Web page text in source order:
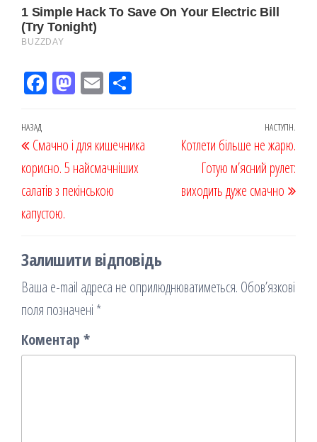
Fac
k
M
on
Em
ис
я
Навігація
записів
Попередній
запис
НАЗАД
Смачно і для кишечника
корисно. 5 найсмачніших
салатів з пекінською
капустою.
НАСТУПН.
Котлети більше не жарю.
Готую м’ясний рулет:
виходить дуже смачно
Залишити відповідь
Ваша e-mail адреса не оприлюднюватиметься. Обов’язкові
поля позначені *
Коментар *